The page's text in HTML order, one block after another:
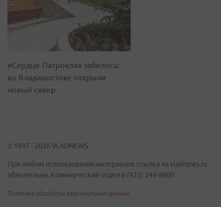
«Сердце Патрокла» забилось:
во Владивостоке открыли
новый сквер
© 1997 - 2026 VLADNEWS
При любом использовании материалов ссылка на vladnews.ru
обязательна. Коммерческий отдел 8 (423) 249-8800
Политика обработки персональных данных